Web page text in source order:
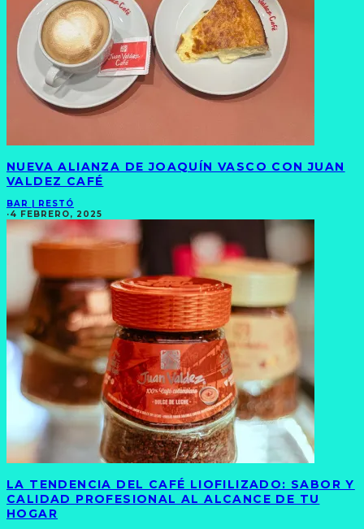
NUEVA ALIANZA DE JOAQUÍN VASCO CON JUAN
VALDEZ CAFÉ
BAR | RESTÓ
·4 FEBRERO, 2025
LA TENDENCIA DEL CAFÉ LIOFILIZADO: SABOR Y
CALIDAD PROFESIONAL AL ALCANCE DE TU
HOGAR